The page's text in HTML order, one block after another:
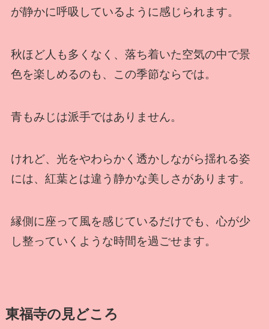
が静かに呼吸しているように感じられます。
秋ほど人も多くなく、落ち着いた空気の中で景
色を楽しめるのも、この季節ならでは。
青もみじは派手ではありません。
けれど、光をやわらかく透かしながら揺れる姿
には、紅葉とは違う静かな美しさがあります。
縁側に座って風を感じているだけでも、心が少
し整っていくような時間を過ごせます。
東福寺の見どころ